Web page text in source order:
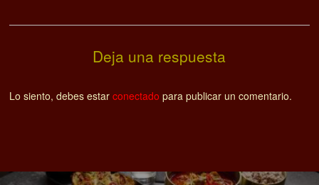
Deja una respuesta
Lo siento, debes estarconectado para publicar un comentario.